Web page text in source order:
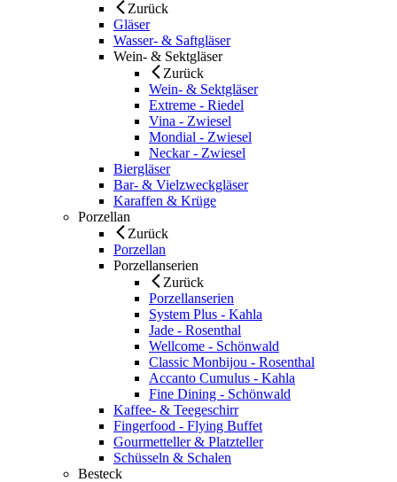
Zurück
Gläser
Wasser- & Saftgläser
Wein- & Sektgläser
Zurück
Wein- & Sektgläser
Extreme - Riedel
Vina - Zwiesel
Mondial - Zwiesel
Neckar - Zwiesel
Biergläser
Bar- & Vielzweckgläser
Karaffen & Krüge
Porzellan
Zurück
Porzellan
Porzellanserien
Zurück
Porzellanserien
System Plus - Kahla
Jade - Rosenthal
Wellcome - Schönwald
Classic Monbijou - Rosenthal
Accanto Cumulus - Kahla
Fine Dining - Schönwald
Kaffee- & Teegeschirr
Fingerfood - Flying Buffet
Gourmetteller & Platzteller
Schüsseln & Schalen
Besteck